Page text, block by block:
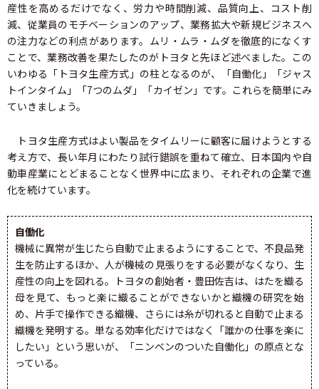
産性を高めるだけでなく、労力や時間削減、品質向上、コスト削
減、従業員のモチベーションのアップ、業務拡大や新規ビジネスへ
の注力などの利点があります。ムリ・ムラ・ムダを徹底的になくす
ことで、業務改善を果たしたのがトヨタと先ほど述べました。この
いわゆる「トヨタ生産方式」の柱となるのが、「自働化」「ジャス
トインタイム」「7つのムダ」「カイゼン」です。これらを簡単にみ
ていきましょう。
トヨタ生産方式はよい製品をタイムリーに顧客に届けようとする
考え方で、長い年月にわたり試行錯誤を重ねて確立、日本国内や自
動車産業にとどまることなく世界中に広まり、それぞれの企業で進
化を続けています。
自働化
機械に異常が生じたら自動で止まるようにすることで、不良品発
生を防止するほか、人が機械の見張りをする必要がなくなり、生
産性の向上を図れる。トヨタの創始者・豊田佐吉は、はたを織る
母を見て、もっと楽に織ることができないかと織機の研究を始
め、片手で操作できる織機、さらには糸が切れると自動で止まる
織機を発明する。単なる効率化だけではなく「誰かの仕事を楽に
したい」という思いが、「ニンベンのついた自働化」の原点とな
っている。